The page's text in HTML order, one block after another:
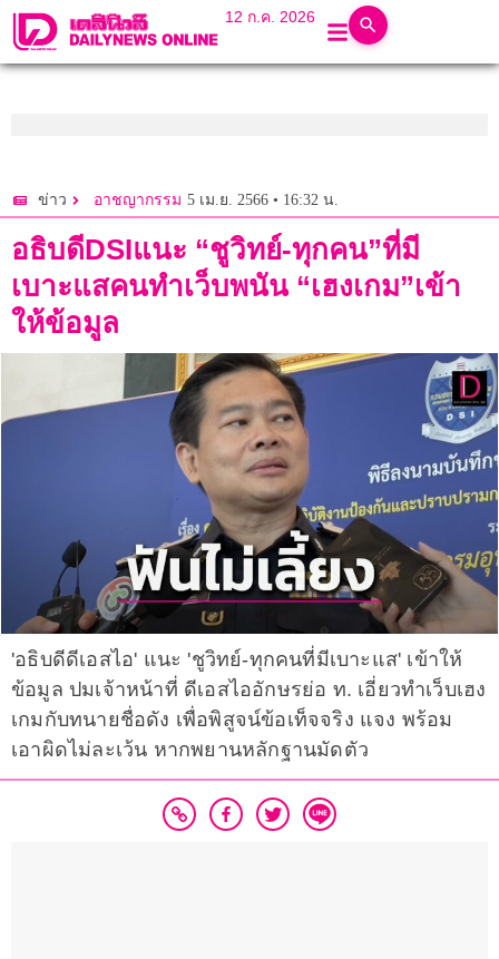
12 ก.ค. 2026
ข่าว อาชญากรรม 5 เม.ย. 2566 • 16:32 น.
อธิบดีDSIแนะ “ชูวิทย์-ทุกคน”ที่มี
เบาะแสคนทำเว็บพนัน “เฮงเกม”เข้า
ให้ข้อมูล
'อธิบดีดีเอสไอ' แนะ 'ชูวิทย์-ทุกคนที่มีเบาะแส' เข้าให้
ข้อมูล ปมเจ้าหน้าที่ ดีเอสไออักษรย่อ ท. เอี่ยวทำเว็บเฮง
เกมกับทนายชื่อดัง เพื่อพิสูจน์ข้อเท็จจริง แจง พร้อม
เอาผิดไม่ละเว้น หากพยานหลักฐานมัดตัว